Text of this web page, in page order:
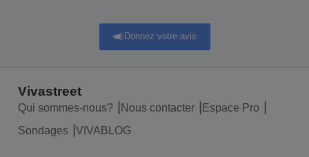
Donnez votre avis
Vivastreet
Qui sommes-nous? Nous contacter
Espace Pro
Sondages
VIVABLOG